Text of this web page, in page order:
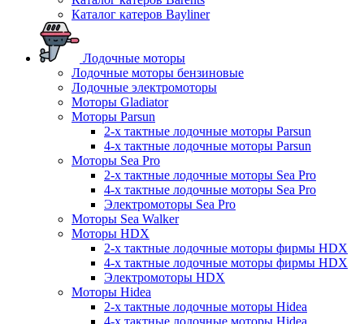
Каталог катеров Bayliner
Лодочные моторы
Лодочные моторы бензиновые
Лодочные электромоторы
Моторы Gladiator
Моторы Parsun
2-х тактные лодочные моторы Parsun
4-х тактные лодочные моторы Parsun
Моторы Sea Pro
2-х тактные лодочные моторы Sea Pro
4-х тактные лодочные моторы Sea Pro
Электромоторы Sea Pro
Моторы Sea Walker
Моторы HDX
2-х тактные лодочные моторы фирмы HDX
4-х тактные лодочные моторы фирмы HDX
Электромоторы HDX
Моторы Hidea
2-х тактные лодочные моторы Hidea
4-х тактные лодочные моторы Hidea